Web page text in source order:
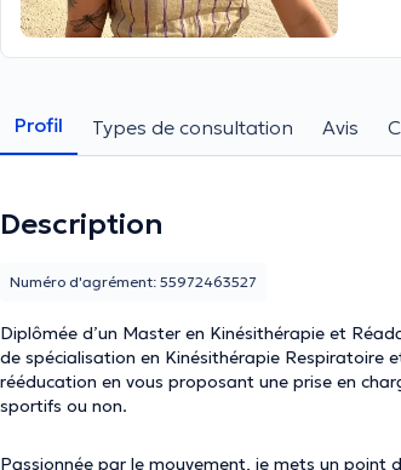
Profil Types de consultation Avis
Description
Diplômée d’un Master en Kinésithérapie et
de spécialisation en Kinésithérapie Respiratoire
rééducation en vous proposant une prise en
sportifs ou non.
Passionnée par le mouvement, je mets un point
Numéro d'agrément: 55972463527